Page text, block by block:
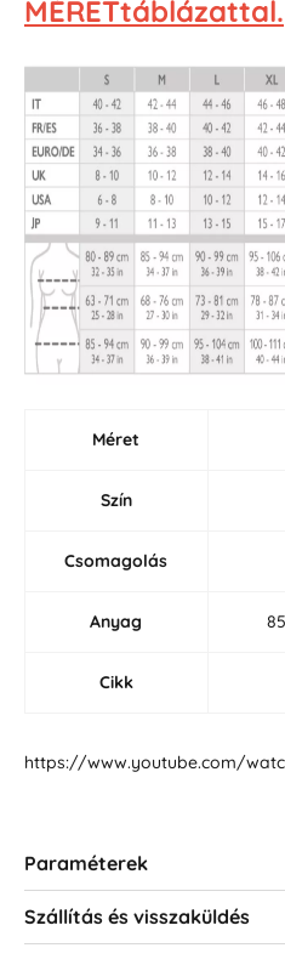
MÉRETtáblázattal.
Méret
Szín
Csomagolás
Anyag
Cikk
https://www.youtube.com/
Paraméterek
Szállítás és visszaküldés